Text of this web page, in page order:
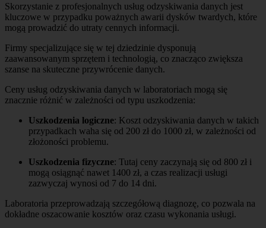
Skorzystanie z profesjonalnych usług odzyskiwania danych jest
kluczowe w przypadku poważnych awarii dysków twardych, które
mogą prowadzić do utraty cennych informacji.
Firmy specjalizujące się w tej dziedzinie dysponują
zaawansowanym sprzętem i technologią, co znacząco zwiększa
szanse na skuteczne przywrócenie danych.
Ceny usług odzyskiwania danych w laboratoriach mogą się
znacznie różnić w zależności od typu uszkodzenia:
Uszkodzenia logiczne: Koszt odzyskiwania danych w takich
przypadkach waha się od 200 zł do 1000 zł, w zależności od
złożoności problemu.
Uszkodzenia fizyczne: Tutaj ceny zaczynają się od 800 zł i
mogą osiągnąć nawet 1400 zł, a czas realizacji usługi
zazwyczaj wynosi od 7 do 14 dni.
Laboratoria przeprowadzają szczegółową diagnozę, co pozwala na
dokładne oszacowanie kosztów oraz czasu wykonania usługi.